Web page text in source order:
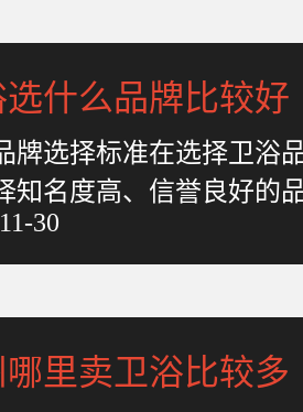
选什么品牌比较好
牌选择标准在选择卫浴
知名度高、信誉良好的
络评价、朋友推荐等方
30
里卖卫浴比较多